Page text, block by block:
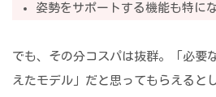
姿勢をサポートする機能も特に
でも、その分コスパは抜群。「必要
えたモデル」だと思ってもらえると